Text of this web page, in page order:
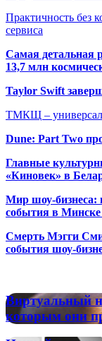
Практичность без
сервиса
Самая детальная
13,7 млн
Taylor Swift
ТМКЩ –
Dune: Part Two
Главные
«Киновек» в
Мир шоу-бизнеса:
события в Минске
Смерть Мэгги
события шоу-
Виртуальный
номер
телефона:
причины,
Виртуальный
которым они